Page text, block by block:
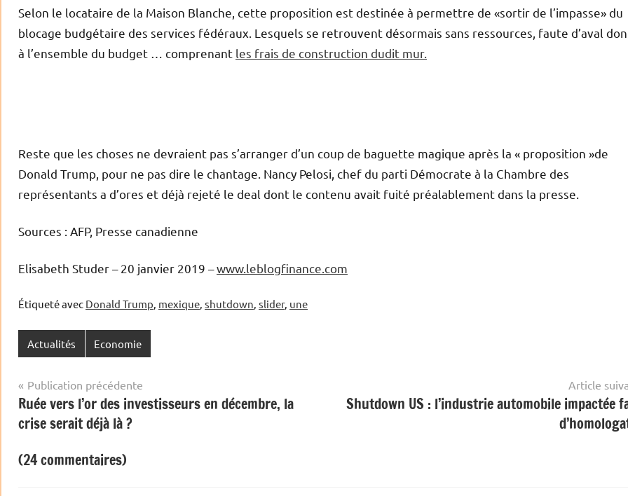
Selon le locataire de la Maison Blanche, cette proposition est destinée à permettre de «sortir de l’impasse» du
blocage budgétaire des services fédéraux. Lesquels se retrouvent désormais sans ressources, faute d’aval
à l’ensemble du budget … comprenant les frais de construction dudit mur.
Reste que les choses ne devraient pas s’arranger d’un coup de baguette magique après la « proposition »de
Donald Trump, pour ne pas dire le chantage. Nancy Pelosi, chef du parti Démocrate à la Chambre des
représentants a d’ores et déjà rejeté le deal dont le contenu avait fuité préalablement dans la presse.
Sources : AFP, Presse canadienne
Elisabeth Studer – 20 janvier 2019 –www.leblogfinance.com
Étiqueté avec Donald Trump, mexique, shutdown, slider, une
Actualités Economie
Navigation
de
l’article
Publication précédente
Ruée vers l’or des investisseurs en décembre, la
crise serait déjà là ?
Article
Shutdown US : l’industrie automobile impactée
(24 commentaires)